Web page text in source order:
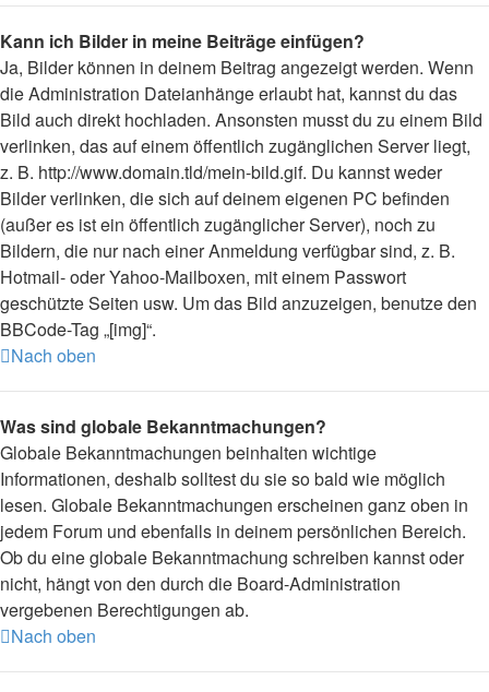
Kann ich Bilder in meine Beiträge einfügen?
Ja, Bilder können in deinem Beitrag angezeigt werden. Wenn
die Administration Dateianhänge erlaubt hat, kannst du das
Bild auch direkt hochladen. Ansonsten musst du zu einem Bild
verlinken, das auf einem öffentlich zugänglichen Server liegt,
z. B. http://www.domain.tld/mein-bild.gif. Du kannst weder
Bilder verlinken, die sich auf deinem eigenen PC befinden
(außer es ist ein öffentlich zugänglicher Server), noch zu
Bildern, die nur nach einer Anmeldung verfügbar sind, z. B.
Hotmail- oder Yahoo-Mailboxen, mit einem Passwort
geschützte Seiten usw. Um das Bild anzuzeigen, benutze den
BBCode-Tag „[img]“.
Nach oben
Was sind globale Bekanntmachungen?
Globale Bekanntmachungen beinhalten wichtige
Informationen, deshalb solltest du sie so bald wie möglich
lesen. Globale Bekanntmachungen erscheinen ganz oben in
jedem Forum und ebenfalls in deinem persönlichen Bereich.
Ob du eine globale Bekanntmachung schreiben kannst oder
nicht, hängt von den durch die Board-Administration
vergebenen Berechtigungen ab.
Nach oben